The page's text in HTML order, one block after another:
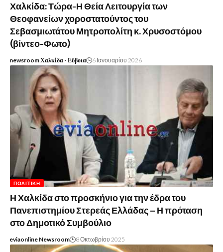
Χαλκίδα: Τώρα-Η Θεία Λειτουργία των
Θεοφανείων χοροστατούντος του
Σεβασμιωτάτου Μητροπολίτη κ. Χρυσοστόμου
(βίντεο-Φωτο)
newsroom Χαλκίδα - Εϋβοια 6 Ιανουαρίου 2026
ΠΟΛΙΤΙΚΉ
Η Χαλκίδα στο προσκήνιο για την έδρα του
Πανεπιστημίου Στερεάς Ελλάδας – Η πρόταση
στο Δημοτικό Συμβούλιο
eviaonline Newsroom 8 Οκτωβρίου 2025